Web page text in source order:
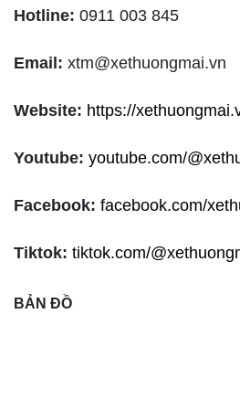
Hotline: 0911 003 845
Email: xtm@xethuongmai.vn
Website: https://
Youtube: youtube.com/
Facebook: facebook.com/
Tiktok: tiktok.com/
BẢN ĐỒ